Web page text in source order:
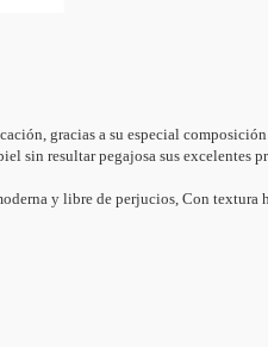
gracias a su especial
sin resultar pegajosa sus excelentes
y libre de perjucios, Con